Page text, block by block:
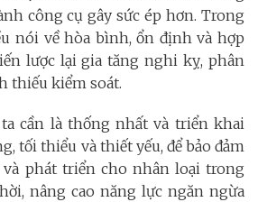
công cụ gây sức ép hơn. Trong
nói về hòa bình, ổn định và hợp
lược lại gia tăng nghi kỵ, phân
thiếu kiểm soát.
ta cần là thống nhất và triển khai
tối thiểu và thiết yếu, để bảo đảm
phát triển cho nhân loại trong
nâng cao năng lực ngăn ngừa